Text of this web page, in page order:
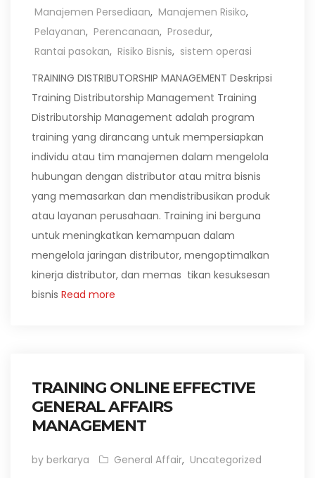
Manajemen Persediaan, Manajemen Risiko,
Pelayanan, Perencanaan, Prosedur,
Rantai pasokan, Risiko Bisnis, sistem operasi
TRAINING DISTRIBUTORSHIP MANAGEMENT Deskripsi
Training Distributorship Management Training
Distributorship Management adalah program
training yang dirancang untuk mempersiapkan
individu atau tim manajemen dalam mengelola
hubungan dengan distributor atau mitra bisnis
yang memasarkan dan mendistribusikan produk
atau layanan perusahaan. Training ini berguna
untuk meningkatkan kemampuan dalam
mengelola jaringan distributor, mengoptimalkan
kinerja distributor, dan memas tikan kesuksesan
bisnis Read more
TRAINING ONLINE EFFECTIVE
GENERAL AFFAIRS
MANAGEMENT
by berkarya General Affair, Uncategorized